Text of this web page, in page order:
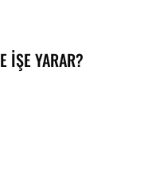
İŞE YARAR?